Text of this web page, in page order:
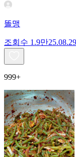
똘맹
조회수 1.9만25.08.29
999+